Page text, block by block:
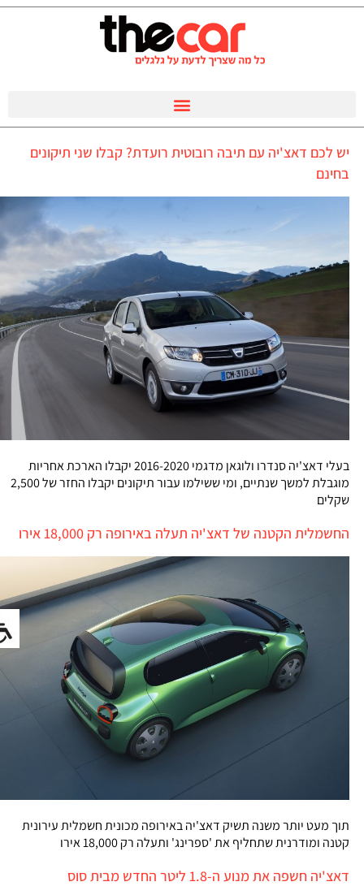
יש לכם דאצ'יה עם תיבה רובוטית רועדת? קבלו שני תיקונים
בחינם
בעלי דאצ'יה סנדרו ולוגאן מדגמי 2016-2020 יקבלו הארכת אחריות
מוגבלת למשך שנתיים, ומי ששילמו עבור תיקונים יקבלו החזר של 2,500
שקלים
החשמלית הקטנה של דאצ'יה תעלה באירופה רק 18,000 אירו
תוך מעט יותר משנה תשיק דאצ'יה באירופה מכונית חשמלית עירונית
קטנה ומודרנית שתחליף את 'ספרינג' ותעלה רק 18,000 אירו
דאצ'יה חשפה את מנוע ה-1.8 ליטר החדש מבית סוס